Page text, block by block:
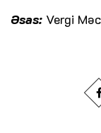
Əsas: Vergi